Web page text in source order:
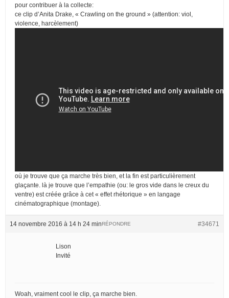
pour contribuer à la collecte:
ce clip d’Anita Drake, « Crawling on the ground » (attention: viol,
violence, harcèlement)
où je trouve que ça marche très bien, et la fin est particulièrement
glaçante. là je trouve que l’empathie (ou: le gros vide dans le creux du
ventre) est créée grâce à cet « effet rhétorique » en langage
cinématographique (montage).
14 novembre 2016 à 14 h 24 min #34671
RÉPONDRE
Lison
Invité
Woah, vraiment cool le clip, ça marche bien.